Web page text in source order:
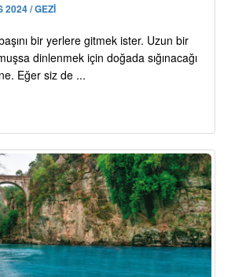
2024 / GEZİ
bir yerlere gitmek ister. Uzun bir
dinlenmek için doğada sığınacağı
Eğer siz de ...